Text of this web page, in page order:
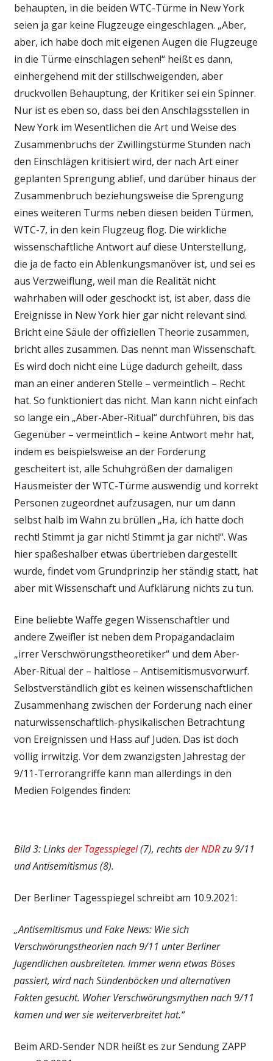
behaupten, in die beiden WTC-Türme in New York
seien ja gar keine Flugzeuge eingeschlagen. „Aber,
aber, ich habe doch mit eigenen Augen die Flugzeuge
in die Türme einschlagen sehen!“ heißt es dann,
einhergehend mit der stillschweigenden, aber
druckvollen Behauptung, der Kritiker sei ein Spinner.
Nur ist es eben so, dass bei den Anschlagsstellen in
New York im Wesentlichen die Art und Weise des
Zusammenbruchs der Zwillingstürme Stunden nach
den Einschlägen kritisiert wird, der nach Art einer
geplanten Sprengung ablief, und darüber hinaus der
Zusammenbruch beziehungsweise die Sprengung
eines weiteren Turms neben diesen beiden Türmen,
WTC-7, in den kein Flugzeug flog. Die wirkliche
wissenschaftliche Antwort auf diese Unterstellung,
die ja de facto ein Ablenkungsmanöver ist, und sei es
aus Verzweiflung, weil man die Realität nicht
wahrhaben will oder geschockt ist, ist aber, dass die
Ereignisse in New York hier gar nicht relevant sind.
Bricht eine Säule der offiziellen Theorie zusammen,
bricht alles zusammen. Das nennt man Wissenschaft.
Es wird doch nicht eine Lüge dadurch geheilt, dass
man an einer anderen Stelle – vermeintlich – Recht
hat. So funktioniert das nicht. Man kann nicht einfach
so lange ein „Aber-Aber-Ritual“ durchführen, bis das
Gegenüber – vermeintlich – keine Antwort mehr hat,
indem es beispielsweise an der Forderung
gescheitert ist, alle Schuhgrößen der damaligen
Hausmeister der WTC-Türme auswendig und korrekt
Personen zugeordnet aufzusagen, nur um dann
selbst halb im Wahn zu brüllen „Ha, ich hatte doch
recht! Stimmt ja gar nicht! Stimmt ja gar nicht!“. Was
hier spaßeshalber etwas übertrieben dargestellt
wurde, findet vom Grundprinzip her ständig statt, hat
aber mit Wissenschaft und Aufklärung nichts zu tun.
Eine beliebte Waffe gegen Wissenschaftler und
andere Zweifler ist neben dem Propagandaclaim
„irrer Verschwörungstheoretiker“ und dem Aber-
Aber-Ritual der – haltlose – Antisemitismusvorwurf.
Selbstverständlich gibt es keinen wissenschaftlichen
Zusammenhang zwischen der Forderung nach einer
naturwissenschaftlich-physikalischen Betrachtung
von Ereignissen und Hass auf Juden. Das ist doch
völlig irrwitzig. Vor dem zwanzigsten Jahrestag der
9/11-Terrorangriffe kann man allerdings in den
Medien Folgendes finden:
Bild 3: Linksder Tagesspiegel(7), rechtsder NDRzu 9/11
und Antisemitismus (8).
Der Berliner Tagesspiegel schreibt am 10.9.2021:
„Antisemitismus und Fake News: Wie sich
Verschwörungstheorien nach 9/11 unter Berliner
Jugendlichen ausbreiteten. Immer wenn etwas Böses
passiert, wird nach Sündenböcken und alternativen
Fakten gesucht. Woher Verschwörungsmythen nach 9/11
kamen und wer sie weiterverbreitet hat.“
Beim ARD-Sender NDR heißt es zur Sendung ZAPP